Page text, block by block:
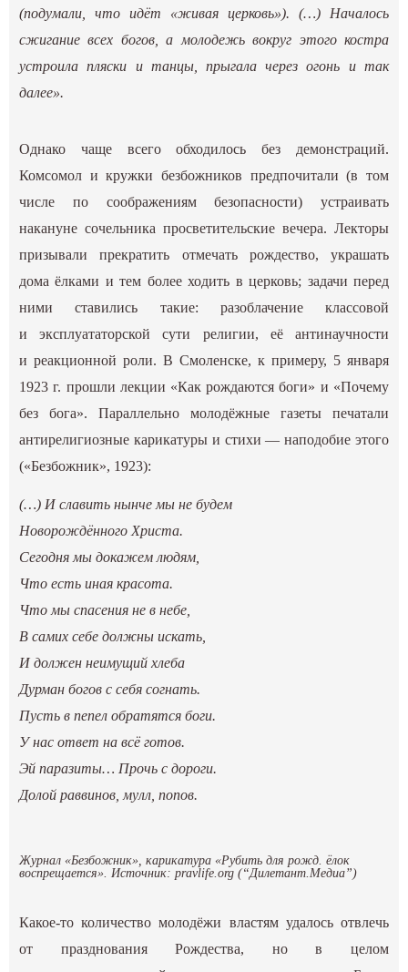
(подумали, что идёт «живая церковь»). (…) Началось
сжигание всех богов, а молодежь вокруг этого костра
устроила пляски и танцы, прыгала через огонь и так
далее».
Однако чаще всего обходилось без демонстраций.
Комсомол и кружки безбожников предпочитали (в том
числе по соображениям безопасности) устраивать
накануне сочельника просветительские вечера. Лекторы
призывали прекратить отмечать рождество, украшать
дома ёлками и тем более ходить в церковь; задачи перед
ними ставились такие: разоблачение классовой
и эксплуататорской сути религии, её антинаучности
и реакционной роли. В Смоленске, к примеру, 5 января
1923 г. прошли лекции «Как рождаются боги» и «Почему
без бога». Параллельно молодёжные газеты печатали
антирелигиозные карикатуры и стихи — наподобие этого
(«Безбожник», 1923):
(…) И славить нынче мы не будем
Новорождённого Христа.
Сегодня мы докажем людям,
Что есть иная красота.
Что мы спасения не в небе,
В самих себе должны искать,
И должен неимущий хлеба
Дурман богов с себя согнать.
Пусть в пепел обратятся боги.
У нас ответ на всё готов.
Эй паразиты… Прочь с дороги.
Долой раввинов, мулл, попов.
Журнал «Безбожник», карикатура «Рубить для рожд. ёлок
воспрещается». Источник: pravlife.org (“Дилетант.Медиа”)
Какое-то количество молодёжи властям удалось отвлечь
от празднования Рождества, но в целом